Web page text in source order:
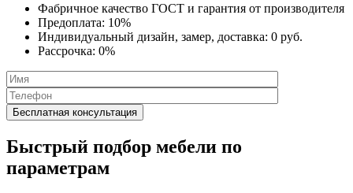
Фабричное качество ГОСТ и гарантия от производителя
Предоплата: 10%
Индивидуальный дизайн, замер, доставка: 0 руб.
Рассрочка: 0%
Быстрый подбор мебели по
параметрам